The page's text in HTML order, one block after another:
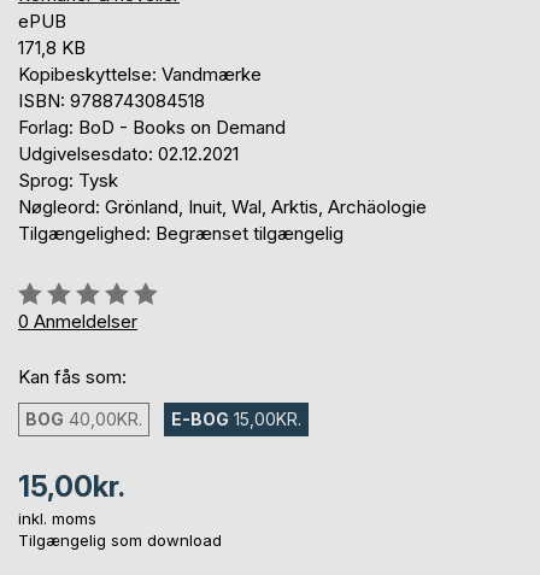
ePUB
171,8 KB
Kopibeskyttelse: Vandmærke
ISBN: 9788743084518
Forlag: BoD - Books on Demand
Udgivelsesdato: 02.12.2021
Sprog: Tysk
Nøgleord: Grönland, Inuit, Wal, Arktis, Archäologie
Tilgængelighed: Begrænset tilgængelig
Anmeldelse::
0%
0 Anmeldelser
Kan fås som:
BOG 40,00KR. E-BOG 15,00KR.
15,00kr.
inkl. moms
Tilgængelig som download